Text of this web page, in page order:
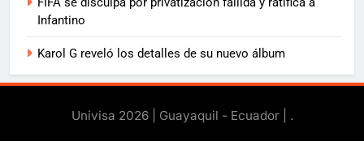
Infantino
Karol G reveló los detalles de su nuevo álbum
Univisa 2026 | Guayaquil - Ecuador | .